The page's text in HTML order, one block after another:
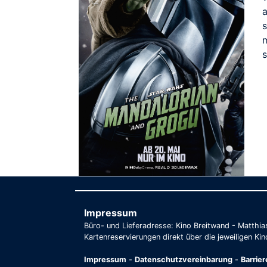
Impressum
Büro- und Lieferadresse: Kino Breitwand -
Kartenreservierungen direkt über die jeweiligen
Impressum - Datenschutzvereinbarung -